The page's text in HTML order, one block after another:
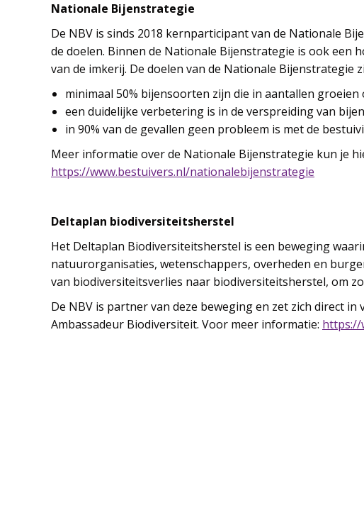
Nationale Bijenstrategie
De NBV is sinds 2018 kernparticipant van de Nationale
de doelen. Binnen de Nationale Bijenstrategie is ook een
van de imkerij. De doelen van de Nationale Bijenstrategie
minimaal 50% bijensoorten zijn die in aantallen
een duidelijke verbetering is in de verspreiding van
in 90% van de gevallen geen probleem is met de
Meer informatie over de Nationale Bijenstrategie kun je
https://www.bestuivers.nl/nationalebijenstrategie
Deltaplan biodiversiteitsherstel
Het Deltaplan Biodiversiteitsherstel is een beweging
natuurorganisaties, wetenschappers, overheden en
van biodiversiteitsverlies naar biodiversiteitsherstel, om
De NBV is partner van deze beweging en zet zich direct
Ambassadeur Biodiversiteit. Voor meer informatie: https://